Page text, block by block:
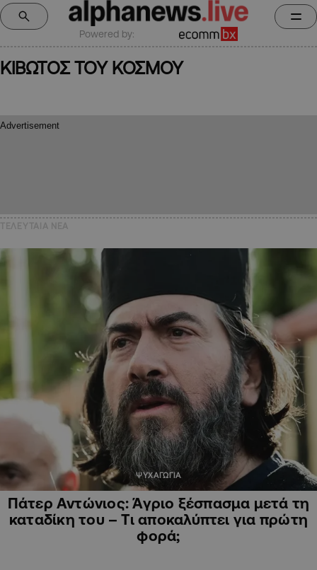
Powered by:
ΚΙΒΩΤΟΣ ΤΟΥ ΚΟΣΜΟΥ
ΨΥΧΑΓΩΓΙΑ
Πάτερ Αντώνιος: Άγριο ξέσπασμα μετά τη
καταδίκη του – Τι αποκαλύπτει για πρώτη
φορά;